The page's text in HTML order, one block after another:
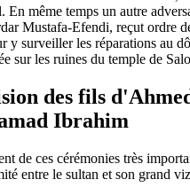
En même temps un autre
Mustafa-Efendi, reçut ordre
y surveiller les réparations au
sur les ruines du temple de
des fils
Ibrahim
de ces cérémonies très
entre le sultan et son grand